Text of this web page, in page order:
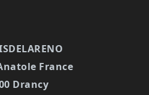
France
Drancy